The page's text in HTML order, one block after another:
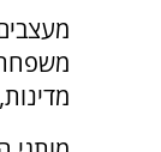
משפחת